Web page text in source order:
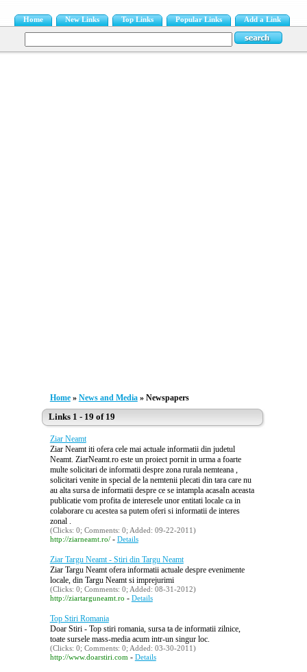
Home New Links Top Links Popular Links Add a Link
Home» News and Media» Newspapers
Links 1 - 19 of 19
Ziar Neamt
Ziar Neamt iti ofera cele mai actuale informatii din judetul
Neamt. ZiarNeamt.ro este un proiect pornit in urma a foarte
multe solicitari de informatii despre zona rurala nemteana ,
solicitari venite in special de la nemtenii plecati din tara care nu
au alta sursa de informatii despre ce se intampla acasaIn aceasta
publicatie vom profita de interesele unor entitati locale ca in
colaborare cu acestea sa putem oferi si informatii de interes
zonal .
(Clicks: 0; Comments: 0; Added: 09-22-2011)
http://ziarneamt.ro/- Details
Ziar Targu Neamt - Stiri din Targu Neamt
Ziar Targu Neamt ofera informatii actuale despre evenimente
locale, din Targu Neamt si imprejurimi
(Clicks: 0; Comments: 0; Added: 08-31-2012)
http://ziartarguneamt.ro - Details
Top Stiri Romania
Doar Stiri - Top stiri romania, sursa ta de informatii zilnice,
toate sursele mass-media acum intr-un singur loc.
(Clicks: 0; Comments: 0; Added: 03-30-2011)
http://www.doarstiri.com- Details